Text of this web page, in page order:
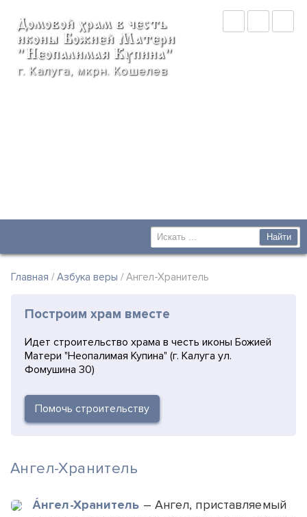
Домовой храм в честь
иконы Божией Матери
"Неопалимая Купина"
г. Калуга, мкрн. Кошелев
Главная /Азбука веры / Ангел-Хранитель
Построим храм вместе
Идет строительство храма в честь иконы Божией
Матери "Неопалимая Купина" (г. Калуга ул.
Фомушина 30)
Помочь строительству
Ангел-Хранитель
А́нгел-Храни­тель – Ан­гел, прис­та­вля­емый